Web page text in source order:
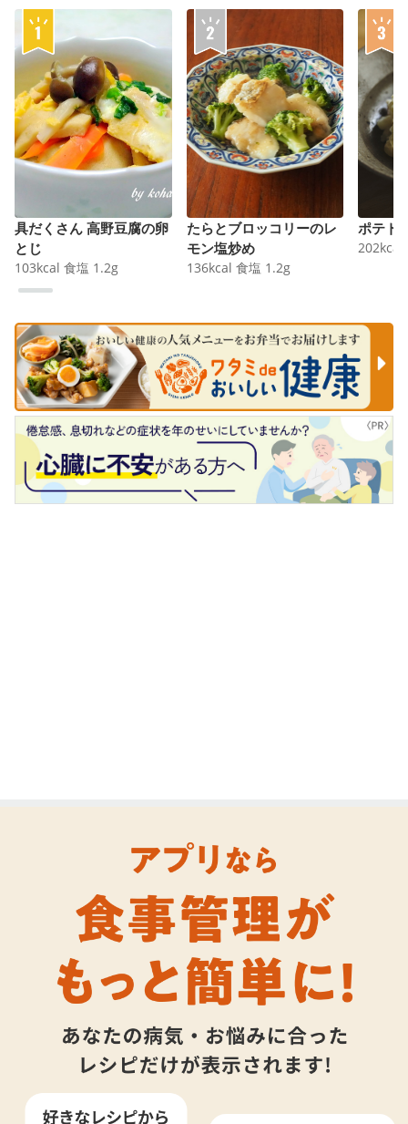
具だくさん 高野豆腐の卵
とじ
103kcal 食塩 1.2g
たらとブロッコリーのレ
モン塩炒め
136kcal 食塩 1.2g
ポテト
202kcal